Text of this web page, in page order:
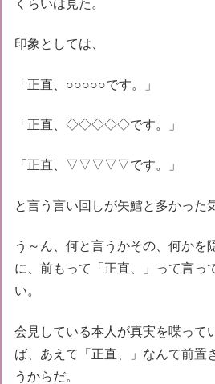
くらいは見た。
印象としては、
「正直、○○○○○です。」
「正直、◇◇◇◇◇です。」
「正直、▽▽▽▽▽です。」
と言う言い回しが矢鱈と多かった
う～ん、何と言うかその、何かを
に、前もって「正直、」って言っ
い。
会見している本人が真実を喋って
ば、あえて「正直、」なんて前置
うからだ。